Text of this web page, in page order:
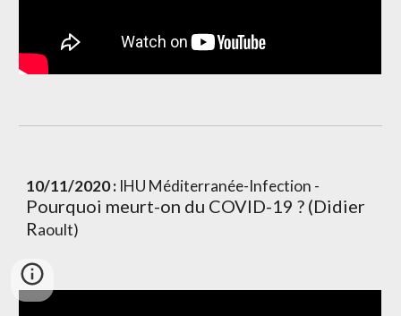
10/11/2020 :
Pourquoi meurt-on du COVID-19 ? (Didier
Raoult)